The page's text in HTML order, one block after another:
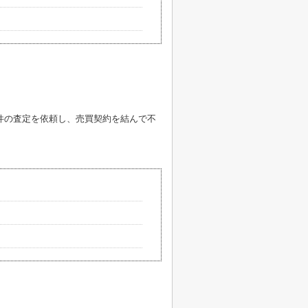
査定を依頼し、売買契約を結んで不